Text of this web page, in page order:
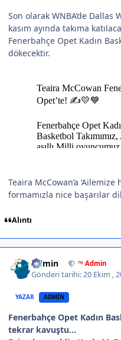
Son olarak WNBA’de Dallas
kasım ayında takıma
Fenerbahçe Opet Kadın
dökecektir.
Teaira McCowan’a
formamızla nice başarılar
Alıntı
Admin ™ Admin
Gönderi tarihi:20 Ekim ,
YAZAR ADMIN
Fenerbahçe Opet Kadın
tekrar kavuştu...